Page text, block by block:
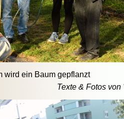
wird ein Baum gepflanzt
Texte & Fotos